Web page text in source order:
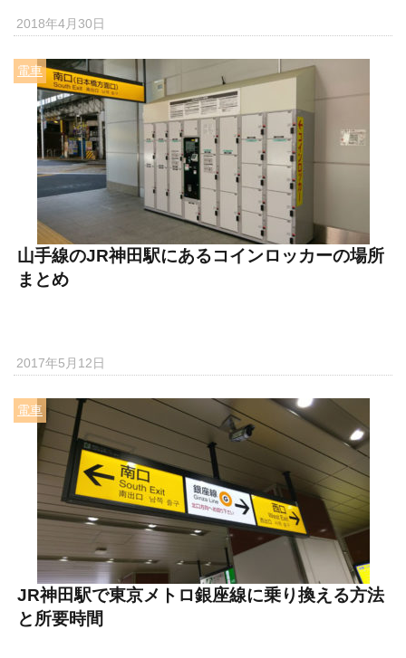
2018年4月30日
電車
山手線のJR神田駅にあるコインロッカーの場所
まとめ
2017年5月12日
電車
JR神田駅で東京メトロ銀座線に乗り換える方法
と所要時間